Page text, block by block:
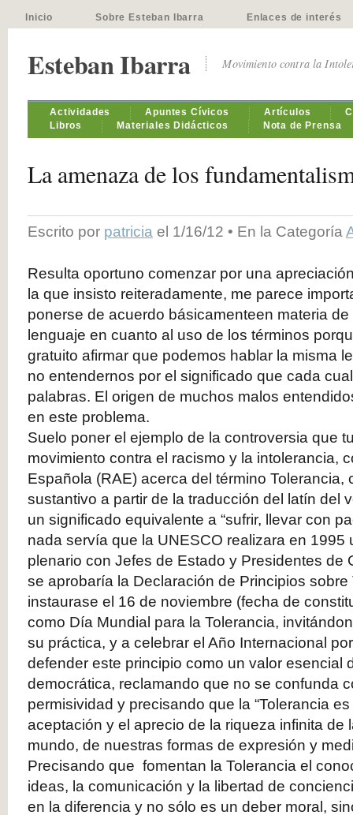
Inicio Sobre Esteban Ibarra Enlaces de interés
Esteban Ibarra Movimiento contra la
Actividades Apuntes Cívicos Artículos
Libros
Materiales Didácticos Nota de Prensa
La amenaza de los
Escrito por patricia el 1/16/12 • En la Categoría
Resulta oportuno comenzar por una
la que insisto reiteradamente, me parece
ponerse de acuerdo básicamenteen materia de
lenguaje en cuanto al uso de los términos
gratuito afirmar que podemos hablar la misma
no entendernos por el significado que cada
palabras. El origen de muchos malos
en este problema.
Suelo poner el ejemplo de la controversia que
movimiento contra el racismo y la intolerancia,
Española (RAE) acerca del término
sustantivo a partir de la traducción del latín del
un significado equivalente a “sufrir, llevar con
nada servía que la UNESCO realizara en 1995
plenario con Jefes de Estado y Presidentes de
se aprobaría la Declaración de Principios sobre
instaurase el 16 de noviembre (fecha de
como Día Mundial para la Tolerancia,
su práctica, y a celebrar el Año Internacional
defender este principio como un valor esencial
democrática, reclamando que no se confunda
permisividad y precisando que la “Tolerancia
aceptación y el aprecio de la riqueza infinita de
mundo, de nuestras formas de expresión y
Precisando que fomentan la Tolerancia el
ideas, la comunicación y la libertad de
en la diferencia y no sólo es un deber moral,